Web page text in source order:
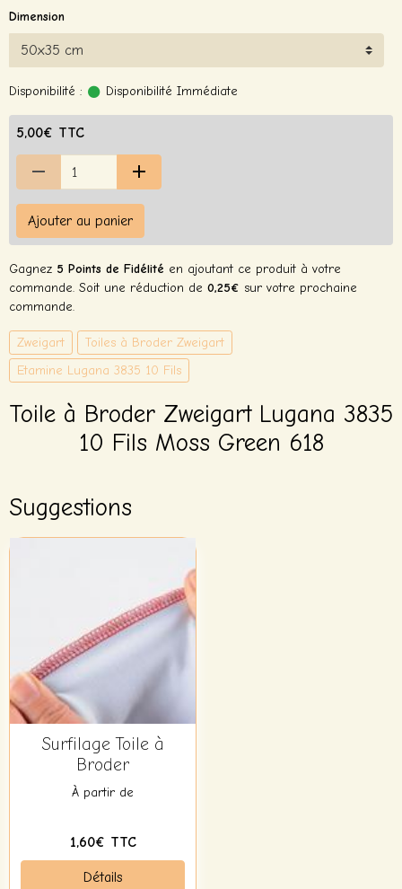
Dimension
Disponibilité : Disponibilité Immédiate
5,00€ TTC
Ajouter au panier
Gagnez 5 Points de Fidélité en ajoutant ce produit à votre
commande. Soit une réduction de 0,25€ sur votre prochaine
commande.
Zweigart
Toiles à Broder Zweigart
Etamine Lugana 3835 10 Fils
Toile à Broder Zweigart Lugana 3835
10 Fils Moss Green 618
Suggestions
Surfilage Toile à
Broder
À partir de
1,60€ TTC
Détails